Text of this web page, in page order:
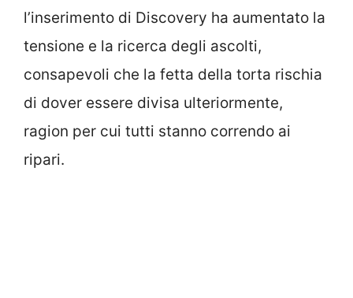
l’inserimento di Discovery ha aumentato la
tensione e la ricerca degli ascolti,
consapevoli che la fetta della torta rischia
di dover essere divisa ulteriormente,
ragion per cui tutti stanno correndo ai
ripari.